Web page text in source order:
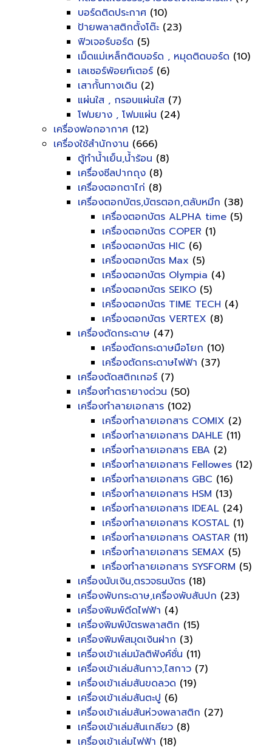
บอร์ดติดประกาศ (10)
ป้ายพลาสติกตั้งโต๊ะ (23)
ฟิวเจอร์บอร์ด (5)
เม็ดแม่เหล็กติดบอร์ด , หมุดติดบอร์ด (10)
เลเซอร์พ้อยท์เตอร์ (6)
เสากั้นทางเดิน (2)
แผ่นใส , กรอบแผ่นใส (7)
โฟมยาง , โฟมแผ่น (24)
เครื่องฟอกอากาศ (12)
เครื่องใช้สำนักงาน (666)
ตู้ทำน้ำเย็น,น้ำร้อน (8)
เครื่องซีลปากถุง (8)
เครื่องตอกตาไก่ (8)
เครื่องตอกบัตร,บัตรตอก,ตลับหมึก (38)
เครื่องตอกบัตร ALPHA time (5)
เครื่องตอกบัตร COPER (1)
เครื่องตอกบัตร HIC (6)
เครื่องตอกบัตร Max (5)
เครื่องตอกบัตร Olympia (4)
เครื่องตอกบัตร SEIKO (5)
เครื่องตอกบัตร TIME TECH (4)
เครื่องตอกบัตร VERTEX (8)
เครื่องตัดกระดาษ (47)
เครื่องตัดกระดาษมือโยก (10)
เครื่องตัดกระดาษไฟฟ้า (37)
เครื่องตัดสติกเกอร์ (7)
เครื่องทำตรายางด่วน (50)
เครื่องทำลายเอกสาร (102)
เครื่องทำลายเอกสาร COMIX (2)
เครื่องทำลายเอกสาร DAHLE (11)
เครื่องทำลายเอกสาร EBA (2)
เครื่องทำลายเอกสาร Fellowes (12)
เครื่องทำลายเอกสาร GBC (16)
เครื่องทำลายเอกสาร HSM (13)
เครื่องทำลายเอกสาร IDEAL (24)
เครื่องทำลายเอกสาร KOSTAL (1)
เครื่องทำลายเอกสาร OASTAR (11)
เครื่องทำลายเอกสาร SEMAX (5)
เครื่องทำลายเอกสาร SYSFORM (5)
เครื่องนับเงิน,ตรวจธนบัตร (18)
เครื่องพับกระดาษ,เครื่องพับสันปก (23)
เครื่องพิมพ์ดีดไฟฟ้า (4)
เครื่องพิมพ์บัตรพลาสติก (15)
เครื่องพิมพ์สมุดเงินฝาก (3)
เครื่องเข้าเล่มมัลติฟังค์ชั่น (11)
เครื่องเข้าเล่มสันกาว,ไสกาว (7)
เครื่องเข้าเล่มสันขดลวด (19)
เครื่องเข้าเล่มสันตะปู (6)
เครื่องเข้าเล่มสันห่วงพลาสติก (27)
เครื่องเข้าเล่มสันเกลียว (8)
เครื่องเข้าเล่มไฟฟ้า (18)